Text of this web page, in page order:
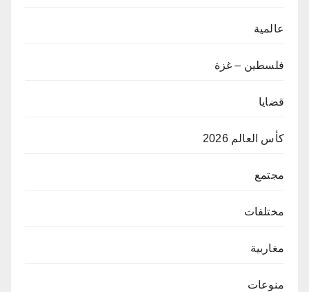
عالمية
فلسطين – غزة
قضايا
كأس العالم 2026
مجتمع
مختلفات
مغاربية
منوعات